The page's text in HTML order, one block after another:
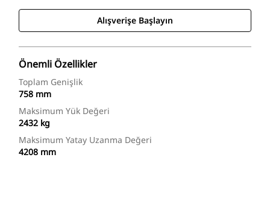
Alışverişe Başlayın
Önemli Özellikler
Toplam Genişlik
758 mm
Maksimum Yük Değeri
2432 kg
Maksimum Yatay Uzanma Değeri
4208 mm